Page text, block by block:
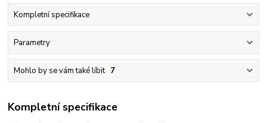
Kompletní specifikace
Parametry
Mohlo by se vám také líbit 7
Kompletní specifikace